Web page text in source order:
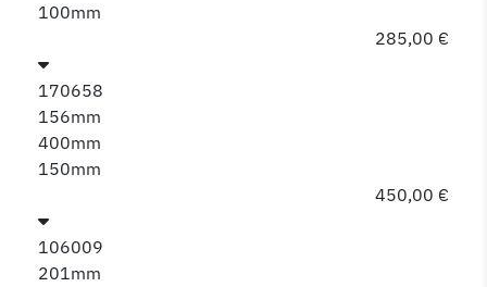
100mm
285,00 €
170658
156mm
400mm
150mm
450,00 €
106009
201mm